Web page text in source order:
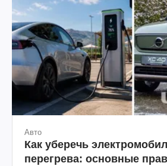
Авто
Как уберечь
перегрева: основные